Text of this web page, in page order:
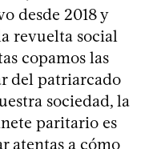
desde 2018 y
revuelta social
copamos las
del patriarcado
sociedad, la
paritario es
atentas a cómo